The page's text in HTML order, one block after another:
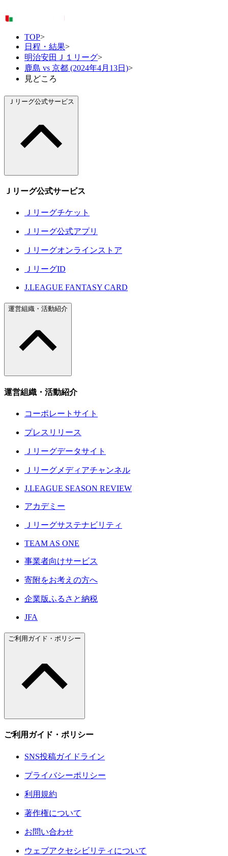
TOP>
日程・結果>
明治安田Ｊ１リーグ>
鹿島 vs 京都 (2024年4月13日)>
見どころ
Ｊリーグ公式サービス
Ｊリーグ公式サービス
Ｊリーグチケット
Ｊリーグ公式アプリ
Ｊリーグオンラインストア
ＪリーグID
J.LEAGUE FANTASY CARD
運営組織・活動紹介
運営組織・活動紹介
コーポレートサイト
プレスリリース
Ｊリーグデータサイト
Ｊリーグメディアチャンネル
J.LEAGUE SEASON REVIEW
アカデミー
Ｊリーグサステナビリティ
TEAM AS ONE
事業者向けサービス
寄附をお考えの方へ
企業版ふるさと納税
JFA
ご利用ガイド・ポリシー
ご利用ガイド・ポリシー
SNS投稿ガイドライン
プライバシーポリシー
利用規約
著作権について
お問い合わせ
ウェブアクセシビリティについて